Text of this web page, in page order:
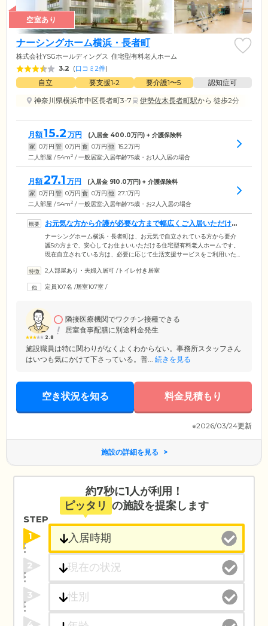
空室あり
ナーシングホーム横浜・長者町
株式会社YSGホールディングス 住宅型有料老人ホーム
3.2 (口コミ2件)
自立 要支援1•2 要介護1〜5
認知症可
神奈川県横浜市中区長者町3-7
伊勢佐木長者町駅から 徒歩2分
月額15.2 万円 (入居金 400.0万円) + 介護保険料
家 0万円 管 0万円 食 0万円 他 15.2万円
二人部屋 / 54m2 / 一般居室:入居年齢75歳・お1人入居の場合
月額27.1 万円 (入居金 910.0万円) + 介護保険料
家 0万円 管 0万円 食 0万円 他 27.1万円
二人部屋 / 54m2 / 一般居室:入居年齢75歳・お2人入居の場合
お元気な方から介護が必要な方まで幅広くご入居いただけま
す
ナーシングホーム横浜・長者町は、お元気で自立されている方から要介
護5の方まで、安心してお住まいいただける住宅型有料老人ホームです。
現在自立されている方は、必要に応じて生活支援サービスをご利用いた
い。介護が必要な方も、訪問介護サービスをご利用になり、一般居室で
護居室に転居していただくことで、手厚い介護をご提供いたします。ま
ただけます。
2人部屋あり・夫婦入居可 /トイレ付き居室
定員107名 /居室107室 /
2.8
隣接医療機関でワクチン接種できる
居室食事配膳に別途料金発生
施設職員は特に関わりがなくよくわからない。事務所スタッフさん
はいつも気にかけて下さっている。普... 続きを見る
空き状況を知る 料金見積もり
※2026/03/24更新
施設の詳細を見る
約7秒に1人が利用！
ピッタリ の施設を提案します
STEP
1
2
3
4